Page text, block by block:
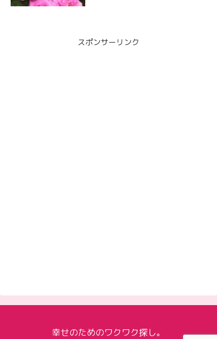
スポンサーリンク
幸せのためのワクワク探し。